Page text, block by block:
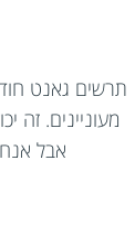
תרשים גאנט
מעוניינים. זה
אבל